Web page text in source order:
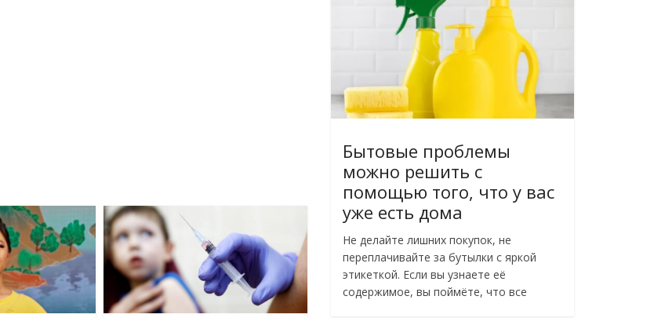
Бытовые проблемы
можно решить с
помощью того, что у вас
уже есть дома
Не делайте лишних покупок, не
переплачивайте за бутылки с яркой
этикеткой. Если вы узнаете её
содержимое, вы поймёте, что все